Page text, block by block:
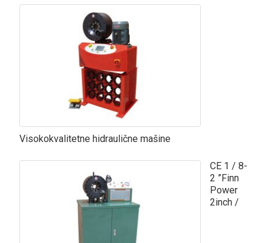
Visokokvalitetne hidraulične mašine
CE 1 / 8-
2 ”Finn
Power
2inch /